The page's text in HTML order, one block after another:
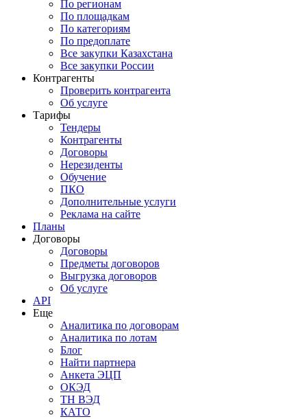
По регионам
По площадкам
По категориям
По предоплате
Все закупки Казахстана
Все закупки России
Контрагенты
Проверить контрагента
Об услуге
Тарифы
Тендеры
Контрагенты
Договоры
Нерезиденты
Обучение
ПКО
Дополнительные услуги
Реклама на сайте
Планы
Договоры
Договоры
Предметы договоров
Выгрузка договоров
Об услуге
API
Еще
Аналитика по договорам
Аналитика по лотам
Блог
Найти партнера
Анкета ЭЦП
ОКЭД
ТН ВЭД
КАТО